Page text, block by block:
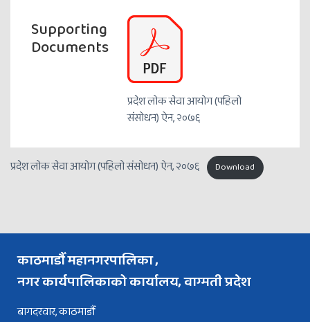
Supporting
Documents
प्रदेश लोक सेवा आयोग (पहिलो
संसोधन) ऐन, २०७६
प्रदेश लोक सेवा आयोग (पहिलो संसोधन) ऐन, २०७६ Download
काठमाडौँ महानगरपालिका ,
नगर कार्यपालिकाको कार्यालय, वाग्मती प्रदेश
बागदरवार, काठमाडौँ